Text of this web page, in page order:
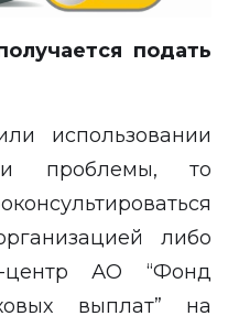
подать
использовании
проблемы, то
либо
центр АО “Фонд
выплат” на